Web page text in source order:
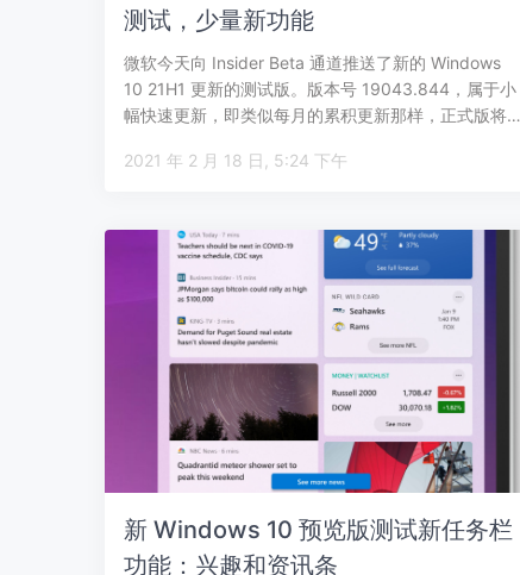
测试，少量新功能
微软今天向 Insider Beta 通道推送了新的 Windows
10 21H1 更新的测试版。版本号 19043.844，属于小
幅快速更新，即类似每月的累积更新那样，正式版将…
2021 年 2 月 18 日, 5:24 下午
新 Windows 10 预览版测试新任务栏
功能：兴趣和资讯条